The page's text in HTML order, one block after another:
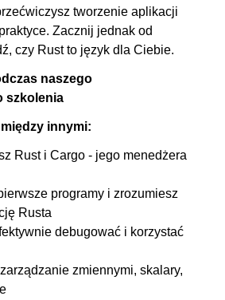
00:53:38
00:07:05
i
rzędu
00:29:11
00:08:02
tworzenie aplikacji
Zacznij jednak od
czy Rust to język dla Ciebie.
naszego
szkolenia
innymi:
Rust i Cargo - jego menedżera
programy i zrozumiesz
Rusta
debugować i korzystać
zmiennymi, skalary,